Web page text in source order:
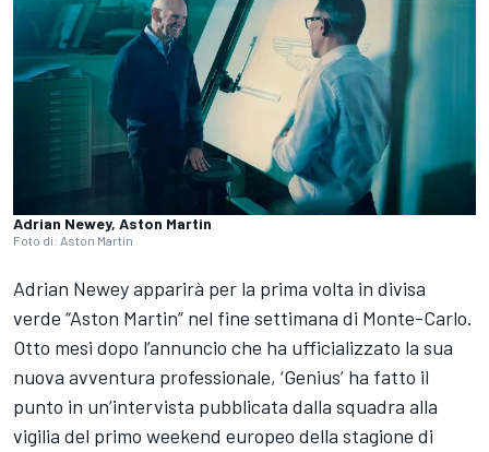
Adrian Newey, Aston Martin
Foto di: Aston Martin
Adrian Newey apparirà per la prima volta in divisa
verde “Aston Martin” nel fine settimana di Monte-Carlo.
Otto mesi dopo l’annuncio che ha ufficializzato la sua
nuova avventura professionale, ‘Genius’ ha fatto il
punto in un’intervista pubblicata dalla squadra alla
vigilia del primo weekend europeo della stagione di